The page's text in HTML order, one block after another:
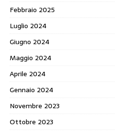
Febbraio 2025
Luglio 2024
Giugno 2024
Maggio 2024
Aprile 2024
Gennaio 2024
Novembre 2023
Ottobre 2023